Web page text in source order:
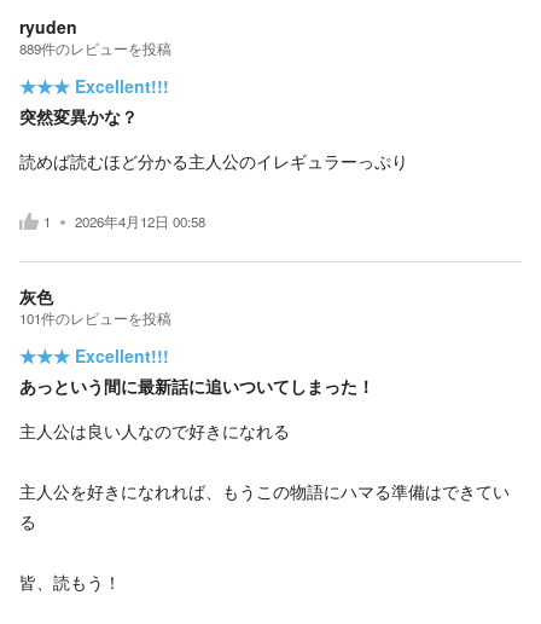
ryuden
889件のレビューを投稿
★★★ Excellent!!!
突然変異かな？
読めば読むほど分かる主人公のイレギュラーっぷり
1 2026年4月12日 00:58
灰色
101件のレビューを投稿
★★★ Excellent!!!
あっという間に最新話に追いついてしまった！
主人公は良い人なので好きになれる
主人公を好きになれれば、もうこの物語にハマる準備はできてい
る
皆、読もう！